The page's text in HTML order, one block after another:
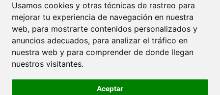
Usamos cookies y otras técnicas de rastreo para
mejorar tu experiencia de navegación en nuestra
web, para mostrarte contenidos personalizados y
anuncios adecuados, para analizar el tráfico en
nuestra web y para comprender de donde llegan
nuestros visitantes.
Aceptar
PUBLICIDAD